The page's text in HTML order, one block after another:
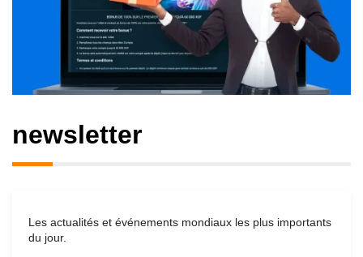
newsletter
Les actualités et événements mondiaux les plus importants
du jour.